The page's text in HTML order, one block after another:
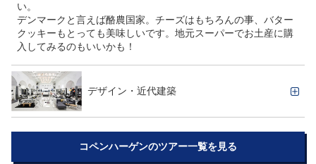
い。
デンマークと言えば酪農国家。チーズはもちろんの事、バター
クッキーもとっても美味しいです。地元スーパーでお土産に購
入してみるのもいいかも！
デザイン・近代建築
コペンハーゲンのツアー一覧を見る